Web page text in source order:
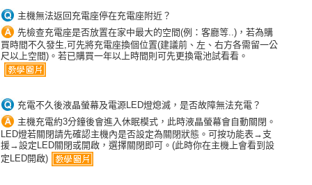
主機無法返回充電座停在充電座附近？
先檢查充電座是否放置在家中最大的空間(例：客廳等..)，若為購
買時間不久發生,可先將充電座換個位置(建議前、左、右方各需留一公
尺以上空間)。若已購買一年以上時間則可先更換電池試看看。
充電不久後液晶螢幕及電源LED燈熄滅，是否故障無法充電？
主機充電約3分鐘後會進入休眠模式，此時液晶螢幕會自動關閉。
LED燈若關閉請先確認主機內是否設定為關閉狀態。可按功能表→支
援→設定LED關閉或開啟，選擇關閉即可。(此時你在主機上會看到設
定LED開啟)